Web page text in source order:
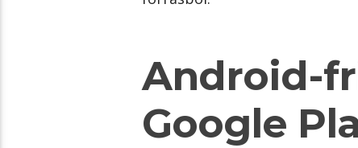
Android-
Google